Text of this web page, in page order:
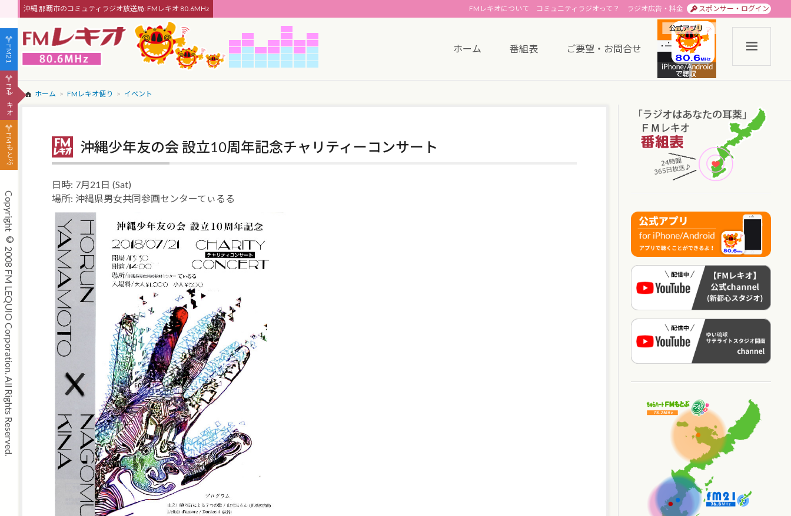
沖縄 那覇市のコミュティラジオ放送局: FMレキオ 80.6MHz スポンサー・ログイン
ラジオ広告・料金
コミュニティラジオって？
FMレキオについて
ホーム 番組表 ご要望・お問合せ
ホーム FMレキオ便り イベント
沖縄少年友の会 設立10周年記念チャリティーコンサート
日時: 7月21日 (Sat)
場所: 沖縄県男女共同参画センターてぃるる
FM21
FMレキオ
FMもとぶ
Copyright © 2008 FM LEQUIO Corporation. All Rights Reserved.